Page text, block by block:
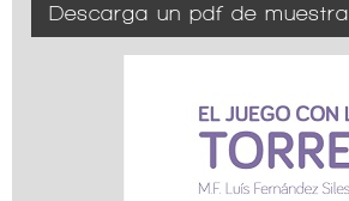
Descarga un pdf de muestra